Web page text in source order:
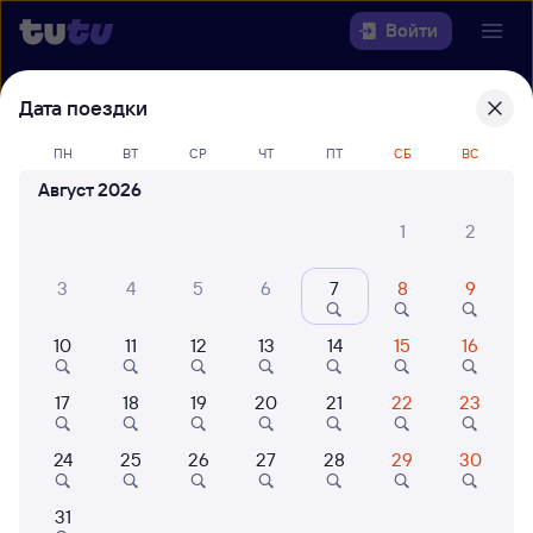
Войти
Выберите день, чтобы найти
билеты Возрождение —
Минеральные Воды
42 млн путешествуют с
Когда
Кто едет
Дата поездки
ПН ВТ СР ЧТ ПТ СБ ВС
Август 2026
1
2
3 4 5 6 7 8 9
10 11 12 13 14 15 16
17 18 19 20 21 22 23
24 25 26 27 28 29 30
31